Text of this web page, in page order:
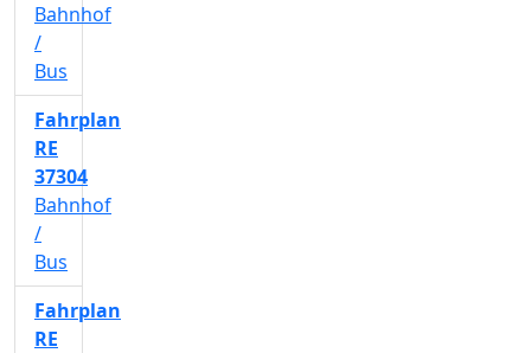
Bahnhof
/
Bus
Fahrplan
RE
37304
Bahnhof
/
Bus
Fahrplan
RE